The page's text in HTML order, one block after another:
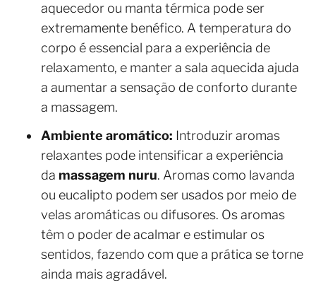
aquecedor ou manta térmica pode ser
extremamente benéfico. A temperatura do
corpo é essencial para a experiência de
relaxamento, e manter a sala aquecida ajuda
a aumentar a sensação de conforto durante
a massagem.
Ambiente aromático: Introduzir aromas
relaxantes pode intensificar a experiência
da massagem nuru. Aromas como lavanda
ou eucalipto podem ser usados por meio de
velas aromáticas ou difusores. Os aromas
têm o poder de acalmar e estimular os
sentidos, fazendo com que a prática se torne
ainda mais agradável.